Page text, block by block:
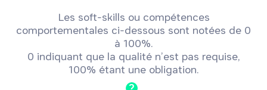
Les soft-skills ou compétences
comportementales ci-dessous sont notées de 0
à 100%.
0 indiquant que la qualité n’est pas requise,
100% étant une obligation.
?